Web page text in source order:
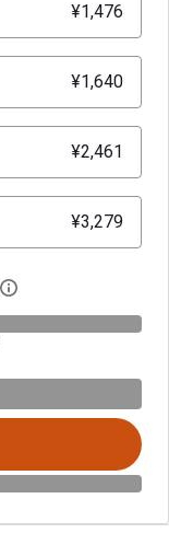
¥1,476
¥1,640
¥2,461
¥3,279
デジタルライセン